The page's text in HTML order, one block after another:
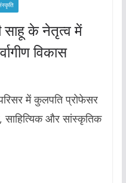
साहू के नेतृत्व में
विकास
परिसर में कुलपति प्रोफेसर
साहित्यिक और सांस्कृतिक